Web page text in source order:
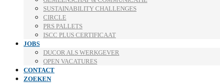
SUSTAINABILITY CHALLENGES
CIRCLE
PRS PALLETS
ISCC PLUS CERTIFICAAT
JOBS
DUCOR ALS WERKGEVER
OPEN VACATURES
CONTACT
ZOEKEN